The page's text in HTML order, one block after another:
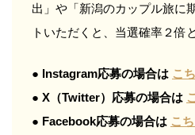
出」や「新潟のカップル旅に
トいただくと、当選確率２倍
● Instagram応募の場合は こ
● X（Twitter）応募の場合は
● Facebook応募の場合は こ